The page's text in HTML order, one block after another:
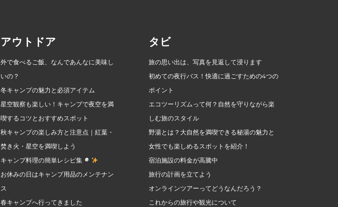
アウトドア
外で食べるご飯、なんであんなに美味し
いの？
冬キャンプの魅力と必須アイテム
星空観察も楽しい！キャンプで夜空を満
喫するコツとおすすめスポット
秋キャンプの楽しみ方と注意点｜紅葉・
焚き火・星空を満喫しよう
キャンプ料理の簡単レシピ集
お休みの日はキャンプ用品のメンテナン
ス
春キャンプへ行ってきました
タビ
旅の思い出は、写真を見返して浸ります
初めての夜行バス！快適に過ごすための4つの
ポイント
エコツーリズムって何？自然を守りながら楽
しむ旅のスタイル
野湯とは？大自然を満喫できる秘湯の魅力と
女性でも楽しめるスポットを紹介！
宿泊施設の料金が高騰中
旅行の計画を立てよう
オンラインツアーってどうなんだろう？
これからの旅行や観光について